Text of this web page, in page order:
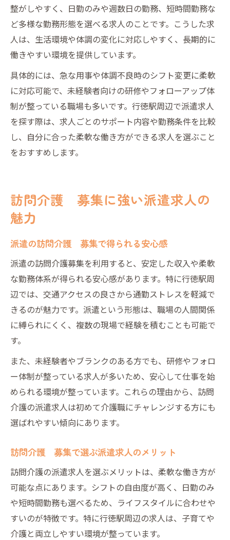
整がしやすく、日勤のみや週数日の勤務、短時間勤務な
ど多様な勤務形態を選べる求人のことです。こうした求
人は、生活環境や体調の変化に対応しやすく、長期的に
働きやすい環境を提供しています。
具体的には、急な用事や体調不良時のシフト変更に柔軟
に対応可能で、未経験者向けの研修やフォローアップ体
制が整っている職場も多いです。行徳駅周辺で派遣求人
を探す際は、求人ごとのサポート内容や勤務条件を比較
し、自分に合った柔軟な働き方ができる求人を選ぶこと
をおすすめします。
訪問介護 募集に強い派遣求人の
魅力
派遣の訪問介護 募集で得られる安心感
派遣の訪問介護募集を利用すると、安定した収入や柔軟
な勤務体系が得られる安心感があります。特に行徳駅周
辺では、交通アクセスの良さから通勤ストレスを軽減で
きるのが魅力です。派遣という形態は、職場の人間関係
に縛られにくく、複数の現場で経験を積むことも可能で
す。
また、未経験者やブランクのある方でも、研修やフォロ
ー体制が整っている求人が多いため、安心して仕事を始
められる環境が整っています。これらの理由から、訪問
介護の派遣求人は初めて介護職にチャレンジする方にも
選ばれやすい傾向にあります。
訪問介護 募集で選ぶ派遣求人のメリット
訪問介護の派遣求人を選ぶメリットは、柔軟な働き方が
可能な点にあります。シフトの自由度が高く、日勤のみ
や短時間勤務も選べるため、ライフスタイルに合わせや
すいのが特徴です。特に行徳駅周辺の求人は、子育てや
介護と両立しやすい環境が整っています。